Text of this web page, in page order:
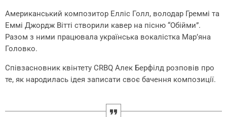
Американський композитор Елліс Голл, володар Греммі та
Еммі Джордж Вітті створили кавер на пісню “Обійми”.
Разом з ними працювала українська вокалістка Мар’яна
Головко.
Співзасновник квінтету CRBQ Алек Берфілд розповів про
те, як народилась ідея записати своє бачення композиції.